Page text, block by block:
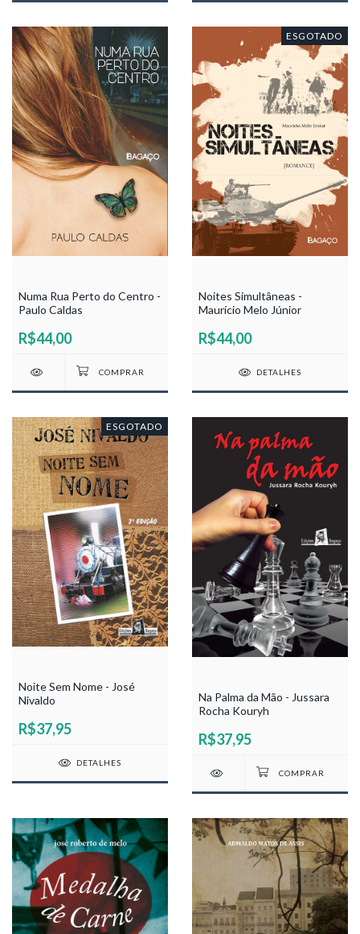
Numa Rua Perto do Centro -
Paulo Caldas
R$44,00
ESGOTADO
Noites Simultâneas -
Maurício Melo Júnior
R$44,00
DETALHES
ESGOTADO
Noite Sem Nome - José
Nivaldo
R$37,95
DETALHES
Na Palma da Mão - Jussara
Rocha Kouryh
R$37,95